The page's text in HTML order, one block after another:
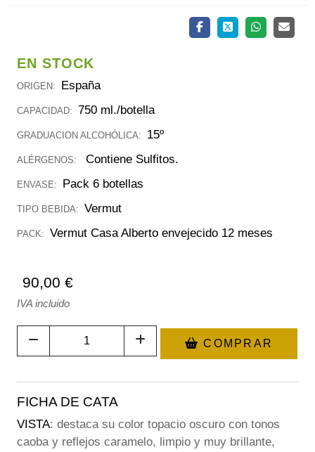
EN STOCK
ORIGEN: España
CAPACIDAD: 750 ml./botella
GRADUACION ALCOHÓLICA: 15º
ALÉRGENOS: Contiene Sulfitos.
ENVASE: Pack 6 botellas
TIPO BEBIDA: Vermut
PACK: Vermut Casa Alberto envejecido 12 meses
90,00 €
IVA incluido
COMPRAR
FICHA DE CATA
VISTA: destaca su color topacio oscuro con tonos
caoba y reflejos caramelo, limpio y muy brillante,